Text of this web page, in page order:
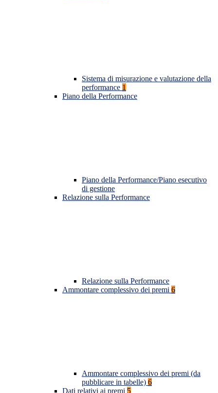
Sistema di misurazione e valutazione della
performance 1
Piano della Performance
Piano della Performance/Piano esecutivo
di gestione
Relazione sulla Performance
Relazione sulla Performance
Ammontare complessivo dei premi 6
Ammontare complessivo dei premi (da
pubblicare in tabelle) 6
Dati relativi ai premi 5